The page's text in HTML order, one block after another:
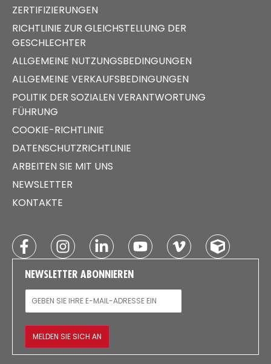
ZERTIFIZIERUNGEN
RICHTLINIE ZUR GLEICHSTELLUNG DER
GESCHLECHTER
ALLGEMEINE NUTZUNGSBEDINGUNGEN
ALLGEMEINE VERKAUFSBEDINGUNGEN
POLITIK DER SOZIALEN VERANTWORTUNG
FÜHRUNG
COOKIE-RICHTLINIE
DATENSCHUTZRICHTLINIE
ARBEITEN SIE MIT UNS
NEWSLETTER
KONTAKTE
NEWSLETTER ABONNIEREN
E-MAIL
MELDEN SIE SICH AN